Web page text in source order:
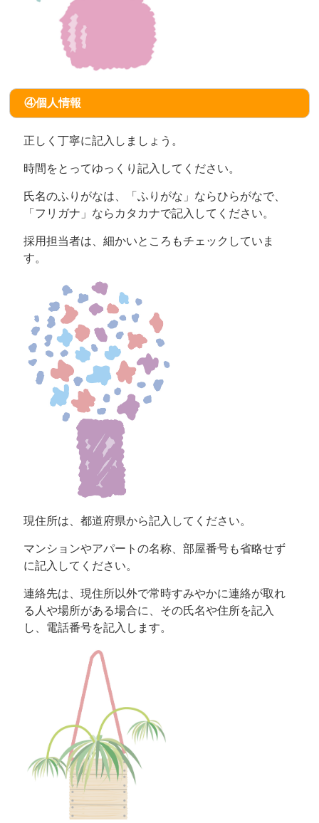
④個人情報
正しく丁寧に記入しましょう。
時間をとってゆっくり記入してください。
氏名のふりがなは、「ふりがな」ならひらがなで、
「フリガナ」ならカタカナで記入してください。
採用担当者は、細かいところもチェックしていま
す。
現住所は、都道府県から記入してください。
マンションやアパートの名称、部屋番号も省略せず
に記入してください。
連絡先は、現住所以外で常時すみやかに連絡が取れ
る人や場所がある場合に、その氏名や住所を記入
し、電話番号を記入します。